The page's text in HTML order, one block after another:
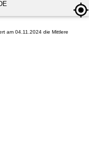
am 04.11.2024 die Mittlere